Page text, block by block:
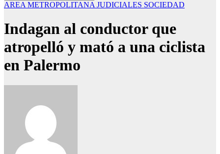
AREA METROPOLITANA JUDICIALES SOCIEDAD
Indagan al conductor que
atropelló y mató a una ciclista
en Palermo